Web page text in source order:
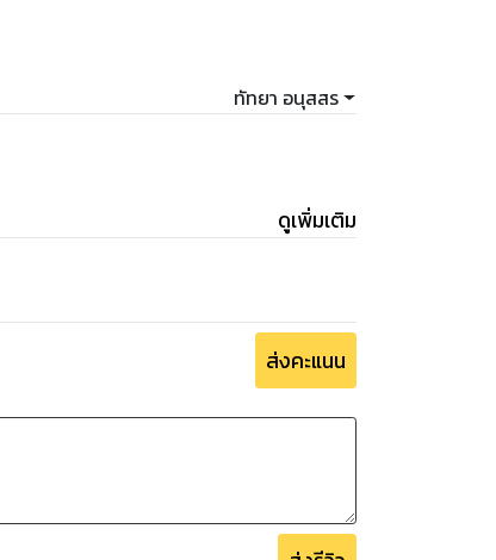
ทัทยา อนุสสร
ดูเพิ่มเติม
ส่งคะแนน